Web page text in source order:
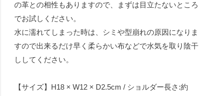
の革との相性もありますので、まずは目立たないところ
でお試しください。
水に濡れてしまった時は、シミや型崩れの原因になりま
すので出来るだけ早く柔らかい布などで水気を取り陰干
ししてください。
【サイズ】H18 × W12 × D2.5cm / ショルダー長さ:約